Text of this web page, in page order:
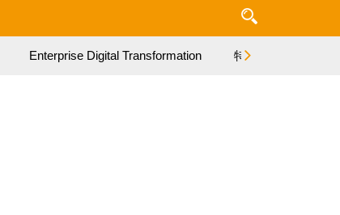
Enterprise Digital Transformation 特集